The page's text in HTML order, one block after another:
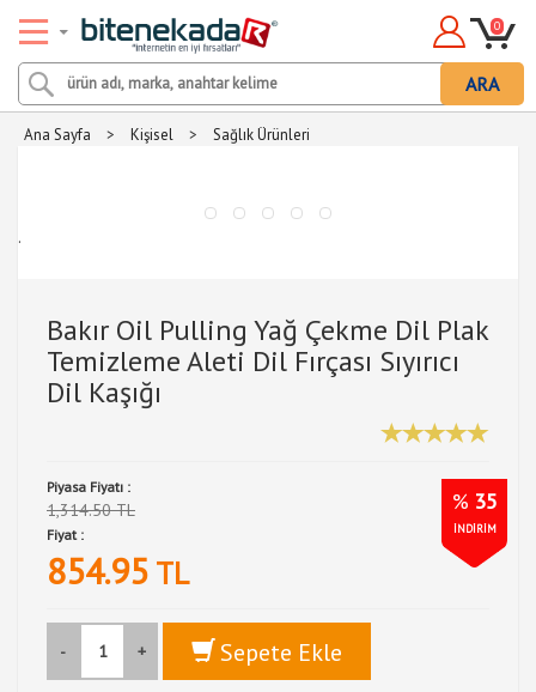
ARA
0
Ana Sayfa > Kişisel > Sağlık Ürünleri
.
Bakır Oil Pulling Yağ Çekme Dil Plak
Temizleme Aleti Dil Fırçası Sıyırıcı
Dil Kaşığı
Piyasa Fiyatı :
1,314.50 TL % 35
İNDİRİM
Fiyat :
854.95 TL
- + Sepete Ekle